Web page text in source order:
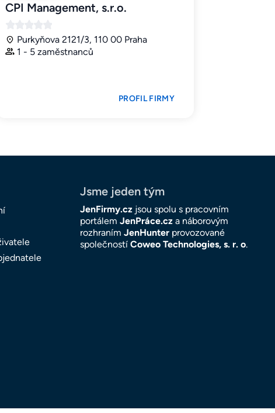
CPI Management, s.r.o.
Purkyňova 2121/3, 110 00 Praha
1 - 5 zaměstnanců
PROFIL FIRMY
Jsme jeden tým
JenFirmy.cz jsou spolu s pracovním
portálem JenPráce.cz a náborovým
rozhraním JenHunter provozované
společností Coweo Technologies, s. r. o.